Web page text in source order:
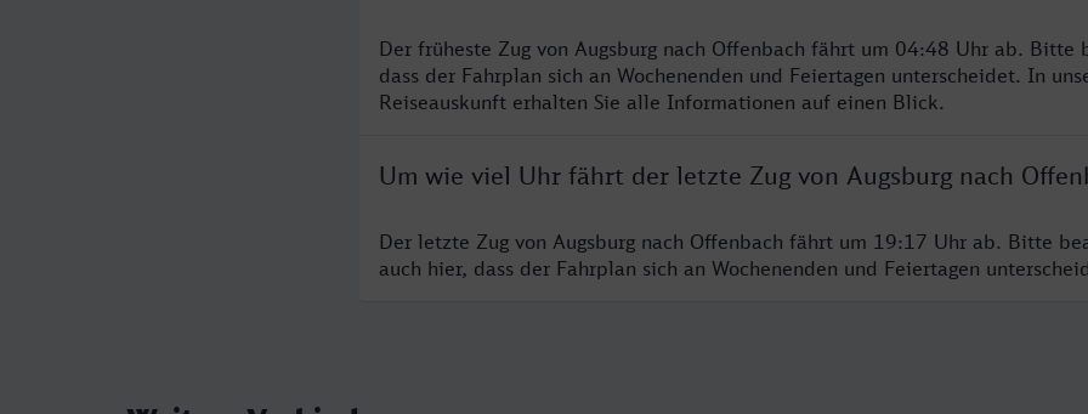
Der früheste Zug von Augsburg nach Offenbach fährt um 04:48 Uhr ab. Bitte
dass der Fahrplan sich an Wochenenden und Feiertagen unterscheidet. In
Reiseauskunft erhalten Sie alle Informationen auf einen Blick.
Um wie viel Uhr fährt der letzte Zug von Augsburg nach
Der letzte Zug von Augsburg nach Offenbach fährt um 19:17 Uhr ab. Bitte
auch hier, dass der Fahrplan sich an Wochenenden und Feiertagen